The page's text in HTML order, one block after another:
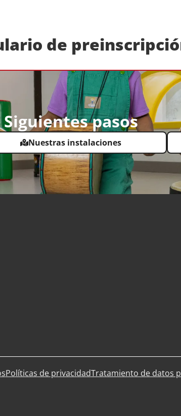
de
Siguientes pasos
Nuestras instalaciones
Políticas de privacidadTratamiento de datos